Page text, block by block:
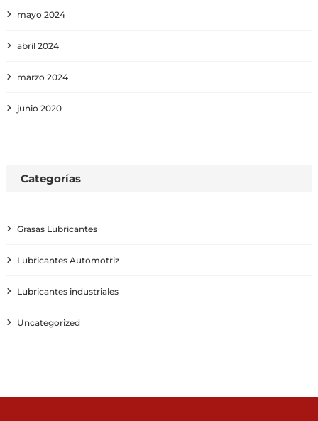
mayo 2024
abril 2024
marzo 2024
junio 2020
Categorías
Grasas Lubricantes
Lubricantes Automotriz
Lubricantes industriales
Uncategorized